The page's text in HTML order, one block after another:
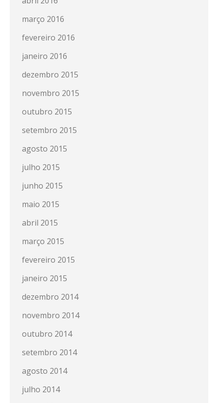
março 2016
fevereiro 2016
janeiro 2016
dezembro 2015
novembro 2015
outubro 2015
setembro 2015
agosto 2015
julho 2015
junho 2015
maio 2015
abril 2015
março 2015
fevereiro 2015
janeiro 2015
dezembro 2014
novembro 2014
outubro 2014
setembro 2014
agosto 2014
julho 2014